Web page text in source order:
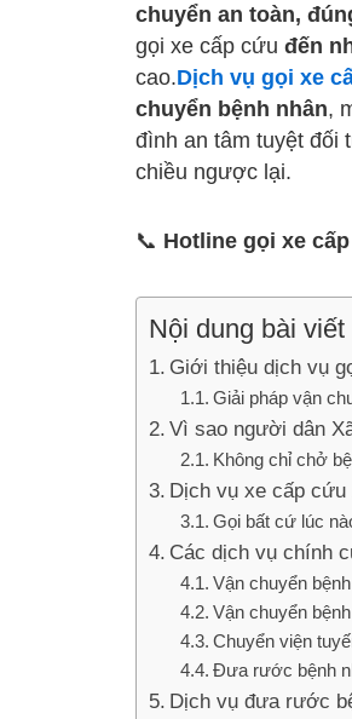
chuyển an toàn,
gọi xe cấp cứu đến
cao.Dịch vụ gọi xe
chuyển bệnh nhân,
đình an tâm tuyệt đối
chiều ngược lại.
📞 Hotline gọi xe
Nội dung bài viết
Giới thiệu dịch vụ
Giải pháp vận
Vì sao người dân
Không chỉ chở
Dịch vụ xe cấp cứu
Gọi bất cứ lúc
Các dịch vụ chính
Vận chuyển
Vận chuyển
Chuyển viện
Đưa rước bệnh
Dịch vụ đưa rước